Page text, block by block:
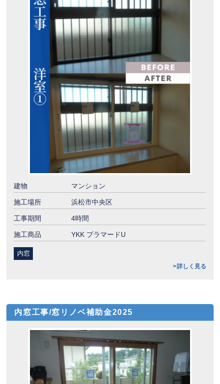
建物 マンション
施工場所 浜松市中央区
工事期間 4時間
施工商品 YKK プラマードU
内窓
詳しく見る
内窓工事/窓リノベ補助金2025